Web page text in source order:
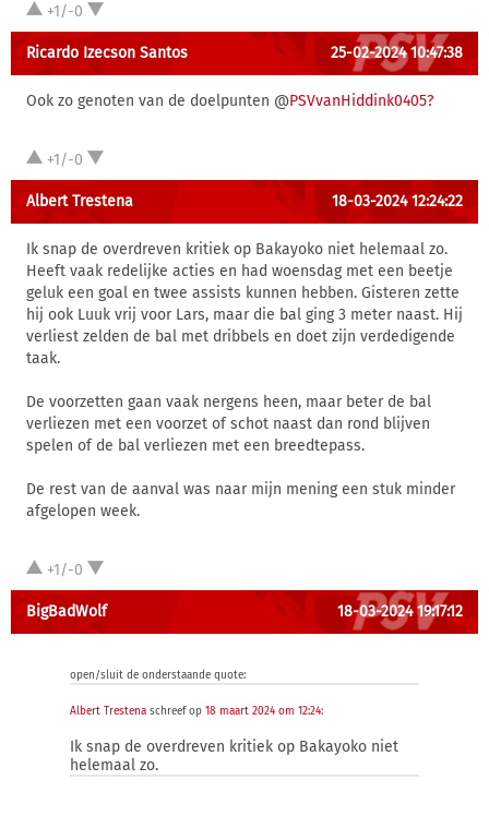
+1/-0
Ricardo Izecson Santos 25-02-2024 10:47:38
Ook zo genoten van de doelpunten @PSVvanHiddink0405?
+1/-0
Albert Trestena 18-03-2024 12:24:22
Ik snap de overdreven kritiek op Bakayoko niet helemaal zo.
Heeft vaak redelijke acties en had woensdag met een beetje
geluk een goal en twee assists kunnen hebben. Gisteren zette
hij ook Luuk vrij voor Lars, maar die bal ging 3 meter naast. Hij
verliest zelden de bal met dribbels en doet zijn verdedigende
taak.
De voorzetten gaan vaak nergens heen, maar beter de bal
verliezen met een voorzet of schot naast dan rond blijven
spelen of de bal verliezen met een breedtepass.
De rest van de aanval was naar mijn mening een stuk minder
afgelopen week.
+1/-0
BigBadWolf 18-03-2024 19:17:12
open/sluit de onderstaande quote:
Albert Trestena schreef op 18 maart 2024 om 12:24:
Ik snap de overdreven kritiek op Bakayoko niet
helemaal zo.